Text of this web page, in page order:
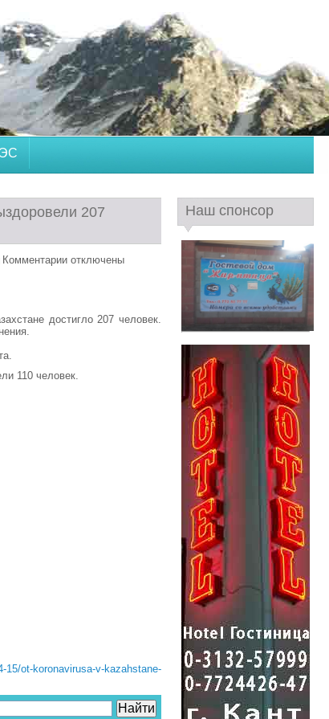
207
Комментарии отключены
достигло 207 человек.
110 человек.
15/ot-koronavirusa-v-kazahstane-
Наш спонсор